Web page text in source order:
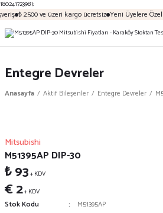
18024172398');
₺ 2500 ve üzeri kargo ücretsiz Yeni Üyelere
Entegre Devreler
Anasayfa Aktif Bileşenler Entegre Devreler
Mitsubishi
M51395AP DIP-30
₺ 93+ KDV
€ 2+ KDV
Stok Kodu
M51395AP